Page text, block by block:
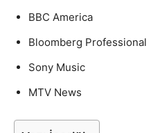
BBC America
Bloomberg Professional
Sony Music
MTV News